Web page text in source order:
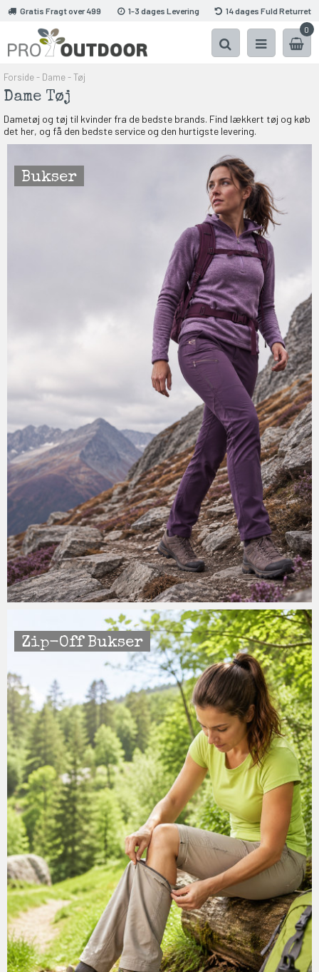
Gratis Fragt over 499 1-3 dages Levering
14 dages Fuld Returret
0
Forside- Dame-Tøj
Dame Tøj
Dametøj og tøj til kvinder fra de bedste brands. Find lækkert tøj og køb
det her, og få den bedste service og den hurtigste levering.
Bukser
Zip-Off Bukser